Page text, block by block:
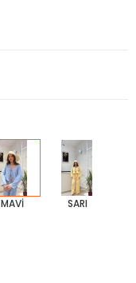
MAVİ SARI